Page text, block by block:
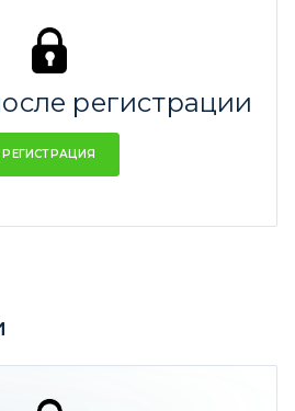
регистрации
РЕГИСТРАЦИЯ
время